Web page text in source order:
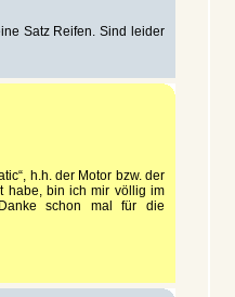
Satz Reifen. Sind leider
h.h. der Motor bzw. der
habe, bin ich mir völlig im
schon mal für die